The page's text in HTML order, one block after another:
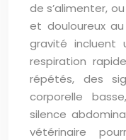
de s’alimenter,
et douloureux
gravité incluent
respiration
répétés, des
corporelle
silence
vétérinaire